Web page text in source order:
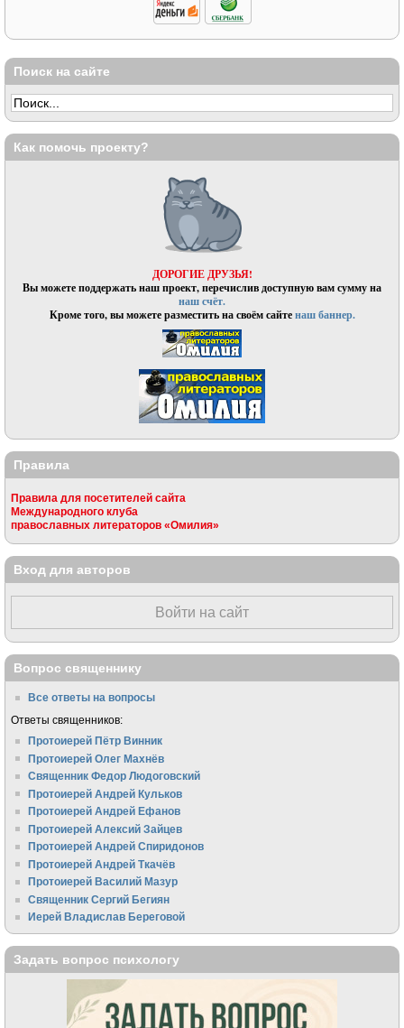
Поиск на сайте
Как помочь проекту?
ДОРОГИЕ ДРУЗЬЯ!
Вы можете поддержать наш проект, перечислив доступную вам сумму на
наш счёт.
Кроме того, вы можете разместить на своём сайтенаш баннер.
Правила
Правила для посетителей сайта
Международного клуба
православных литераторов «Омилия»
Вход для авторов
Войти на сайт
Вопрос священнику
Все ответы на вопросы
Ответы священников:
Протоиерей Пётр Винник
Протоиерей Олег Махнёв
Священник Федор Людоговский
Протоиерей Андрей Кульков
Протоиерей Андрей Ефанов
Протоиерей Алексий Зайцев
Протоиерей Андрей Спиридонов
Протоиерей Андрей Ткачёв
Протоиерей Василий Мазур
Священник Сергий Бегиян
Иерей Владислав Береговой
Задать вопрос психологу